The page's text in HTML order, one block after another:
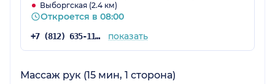
Выборгская (2.4 км)
Откроется в 08:00
+7 (812) 635-11-79 показать
Массаж рук (15 мин, 1 сторона)